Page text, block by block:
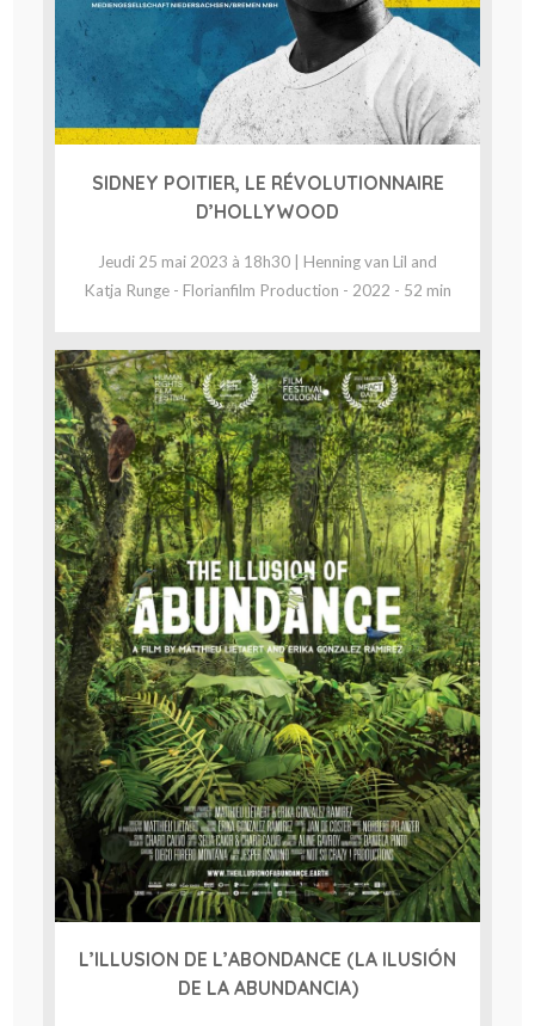
SIDNEY POITIER, LE RÉVOLUTIONNAIRE
D’HOLLYWOOD
Jeudi 25 mai 2023 à 18h30 | Henning van Lil and
Katja Runge - Florianfilm Production - 2022 - 52 min
L’ILLUSION DE L’ABONDANCE (LA ILUSIÓN
DE LA ABUNDANCIA)